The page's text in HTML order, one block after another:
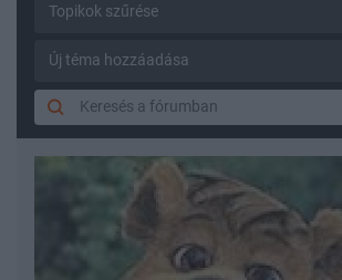
Topikok szűrése
Új téma hozzáadása